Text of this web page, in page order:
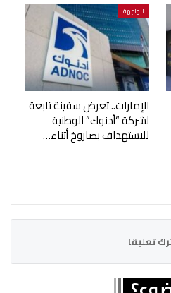
الواجهة
الإمارات.. تعرض سفينة تابعة
لشركة “أدنوك” الوطنية
للاستهداف بصاروخ أثناء…
تعليقا